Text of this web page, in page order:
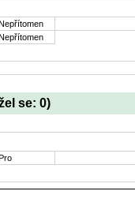
se: 0)